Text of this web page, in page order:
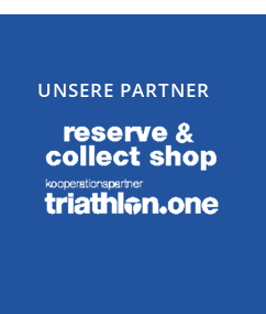
UNSERE PARTNER